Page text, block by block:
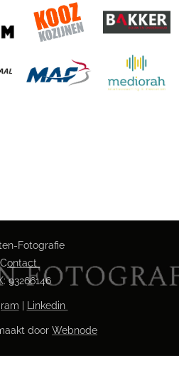
Fotografie
Contact
93266146
Linkedin
door Webnode